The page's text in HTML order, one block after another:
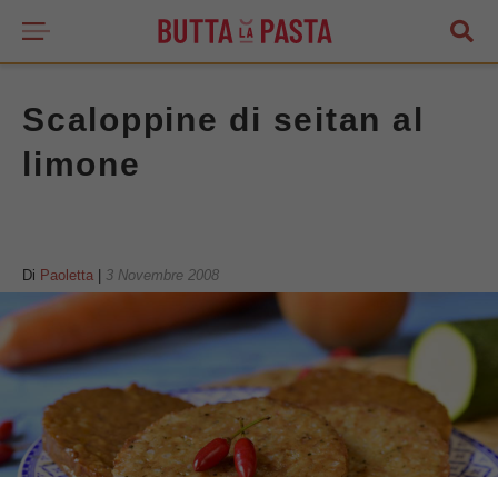
Scaloppine di seitan al
limone
Di Paoletta 3 Novembre 2008